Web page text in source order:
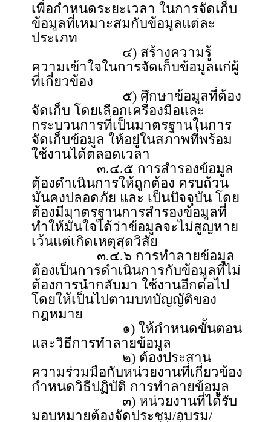
เพื่อกำหนดระยะเวลา ในการจัดเก็บ
ข้อมูลที่เหมาะสมกับข้อมูลแต่ละ
ประเภท
๔) สร้างความรู้
ความเข้าใจในการจัดเก็บข้อมูลแก่ผู้
ที่เกี่ยวข้อง
๕) ศึกษาข้อมูลที่ต้อง
จัดเก็บ โดยเลือกเครื่องมือและ
กระบวนการที่เป็นมาตรฐานในการ
จัดเก็บข้อมูล ให้อยู่ในสภาพที่พร้อม
ใช้งานได้ตลอดเวลา
๓.๔.๕ การสำรองข้อมูล
ต้องดำเนินการให้ถูกต้อง ครบถ้วน
มั่นคงปลอดภัย และ เป็นปัจจุบัน โดย
ต้องมีมาตรฐานการสำรองข้อมูลที่
ทำให้มั่นใจได้ว่าข้อมูลจะไม่สูญหาย
เว้นแต่เกิดเหตุสุดวิสัย
๓.๔.๖ การทำลายข้อมูล
ต้องเป็นการดำเนินการกับข้อมูลที่ไม่
ต้องการนำกลับมา ใช้งานอีกต่อไป
โดยให้เป็นไปตามบทบัญญัติของ
กฎหมาย
๑) ให้กำหนดขั้นตอน
และวิธีการทำลายข้อมูล
๒) ต้องประสาน
ความร่วมมือกับหน่วยงานที่เกี่ยวข้อง
กำหนดวิธีปฏิบัติ การทำลายข้อมูล
๓) หน่วยงานที่ได้รับ
มอบหมายต้องจัดประชุม/อบรม/